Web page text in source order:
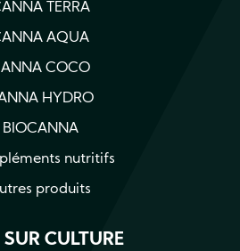
TERRA
AQUA
COCO
HYDRO
BIOCANNA
nutritifs
produits
CULTURE